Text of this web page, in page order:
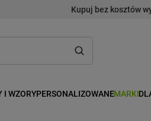
Kupuj bez kosztów
I WZORYPERSONALIZOWANEMARKI